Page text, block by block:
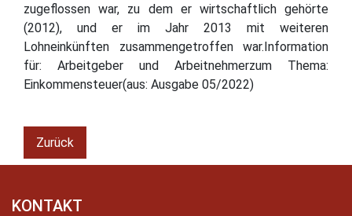
zugeflossen war, zu dem er wirtschaftlich gehörte
(2012), und er im Jahr 2013 mit weiteren
Lohneinkünften zusammengetroffen war.Information
für: Arbeitgeber und Arbeitnehmerzum Thema:
Einkommensteuer(aus: Ausgabe 05/2022)
Zurück
KONTAKT